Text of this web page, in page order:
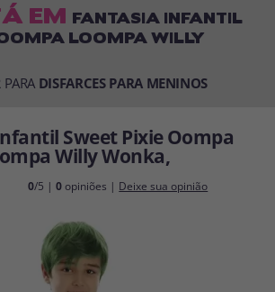
sua senha?
ENTRAR
É a minha primeira vez
Sou novo
em nossa loja virtual, verificar o status de seus
consultar suas operações anteriores.
Estávamos esperando por você.
EM FANTASIA INFANTIL
LOOMPA WILLY
DISFARCES PARA MENINOS
Sweet Pixie Oompa
Willy Wonka,
0/5 |0 opiniões | Deixe sua opinião